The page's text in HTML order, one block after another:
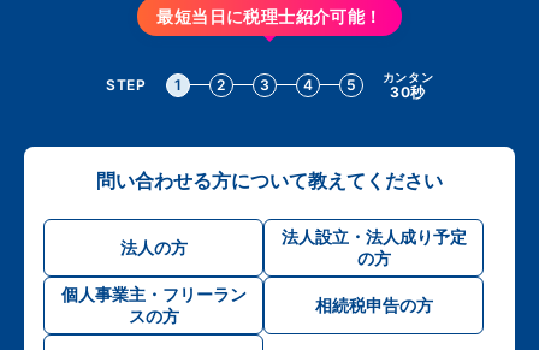
最短当日に税理士紹介可能！
STEP 1 2 3 4 5 カンタン
30秒
問い合わせる方について教えてください
法人の方
法人設立・法人成り予定
の方
個人事業主・フリーラン
スの方
相続税申告の方